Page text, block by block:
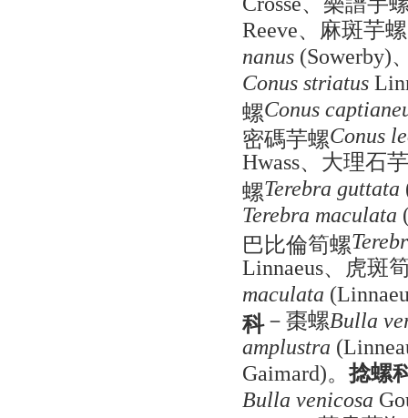
Reeve、麻斑芋螺
nanus(Sowerby)
Conus striatus
螺Conus
密碼芋螺Conus
Hwass、大理石
螺Terebra guttata
Terebra maculata
巴比倫筍螺
Linnaeus、虎斑
maculata
科－棗螺Bulla
amplustra
Gaimard)。捻螺
Bulla venicosa